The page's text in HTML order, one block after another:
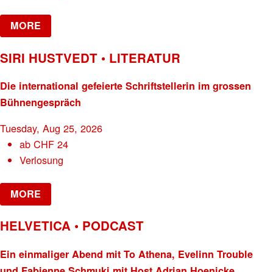
MORE
SIRI HUSTVEDT • LITERATUR
Die international gefeierte Schriftstellerin im grossen
Bühnengespräch
Tuesday, Aug 25, 2026
abCHF 24
Verlosung
MORE
HELVETICA • PODCAST
Ein einmaliger Abend mit To Athena, Evelinn Trouble